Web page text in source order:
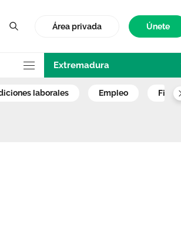
Área privada
Únete
Extremadura
ratios
laborales empleo